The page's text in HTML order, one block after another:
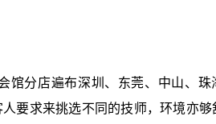
馆分店遍布深圳、东莞、中山、珠
要求来挑选不同的技师，环境亦够